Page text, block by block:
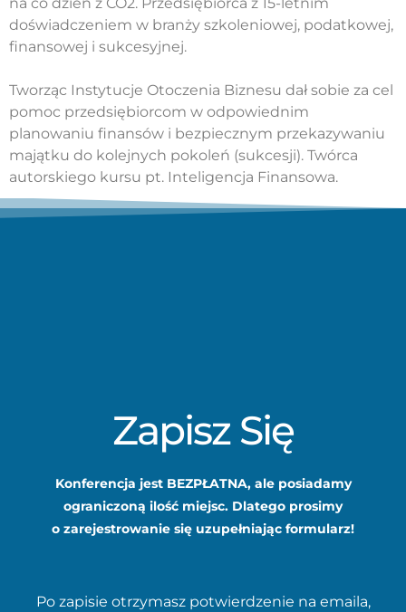
doświadczeniem w branży szkoleniowej, podatkowej,
finansowej i sukcesyjnej.
Tworząc Instytucje Otoczenia Biznesu dał sobie za cel
pomoc przedsiębiorcom w odpowiednim
planowaniu finansów i bezpiecznym przekazywaniu
majątku do kolejnych pokoleń (sukcesji). Twórca
autorskiego kursu pt. Inteligencja Finansowa.
Zapisz Się
Konferencja jest BEZPŁATNA, ale posiadamy
ograniczoną ilość miejsc. Dlatego prosimy
o zarejestrowanie się uzupełniając formularz!
Po zapisie otrzymasz potwierdzenie na emaila,